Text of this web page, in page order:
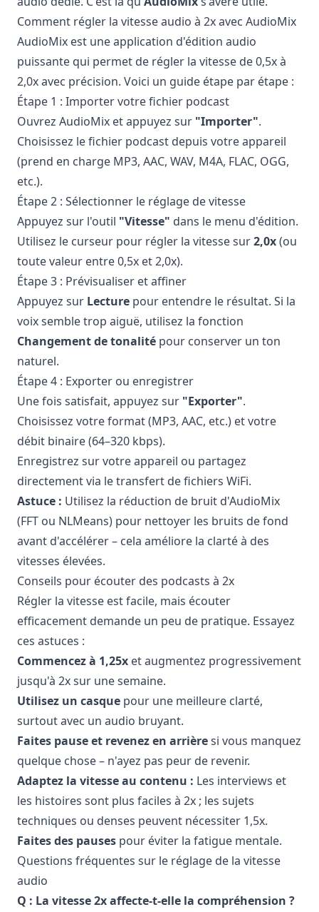
Comment régler la vitesse audio à 2x avec AudioMix
AudioMix est une application d'édition audio
puissante qui permet de régler la vitesse de 0,5x à
2,0x avec précision. Voici un guide étape par étape :
Étape 1 : Importer votre fichier podcast
Ouvrez AudioMix et appuyez sur "Importer".
Choisissez le fichier podcast depuis votre appareil
(prend en charge MP3, AAC, WAV, M4A, FLAC, OGG,
etc.).
Étape 2 : Sélectionner le réglage de vitesse
Appuyez sur l'outil "Vitesse" dans le menu d'édition.
Utilisez le curseur pour régler la vitesse sur2,0x(ou
toute valeur entre 0,5x et 2,0x).
Étape 3 : Prévisualiser et affiner
Appuyez sur Lecture pour entendre le résultat. Si la
voix semble trop aiguë, utilisez la fonction
Changement de tonalité pour conserver un ton
naturel.
Étape 4 : Exporter ou enregistrer
Une fois satisfait, appuyez sur "Exporter".
Choisissez votre format (MP3, AAC, etc.) et votre
débit binaire (64–320 kbps).
Enregistrez sur votre appareil ou partagez
directement via le transfert de fichiers WiFi.
Astuce : Utilisez la réduction de bruit d'AudioMix
(FFT ou NLMeans) pour nettoyer les bruits de fond
avant d'accélérer – cela améliore la clarté à des
vitesses élevées.
Conseils pour écouter des podcasts à 2x
Régler la vitesse est facile, mais écouter
efficacement demande un peu de pratique. Essayez
ces astuces :
Commencez à 1,25x et augmentez progressivement
jusqu'à 2x sur une semaine.
Utilisez un casque pour une meilleure clarté,
surtout avec un audio bruyant.
Faites pause et revenez en arrièresi vous manquez
quelque chose – n'ayez pas peur de revenir.
Adaptez la vitesse au contenu : Les interviews et
les histoires sont plus faciles à 2x ; les sujets
techniques ou denses peuvent nécessiter 1,5x.
Faites des pauses pour éviter la fatigue mentale.
Questions fréquentes sur le réglage de la vitesse
audio
Q : La vitesse 2x affecte-t-elle la compréhension ?